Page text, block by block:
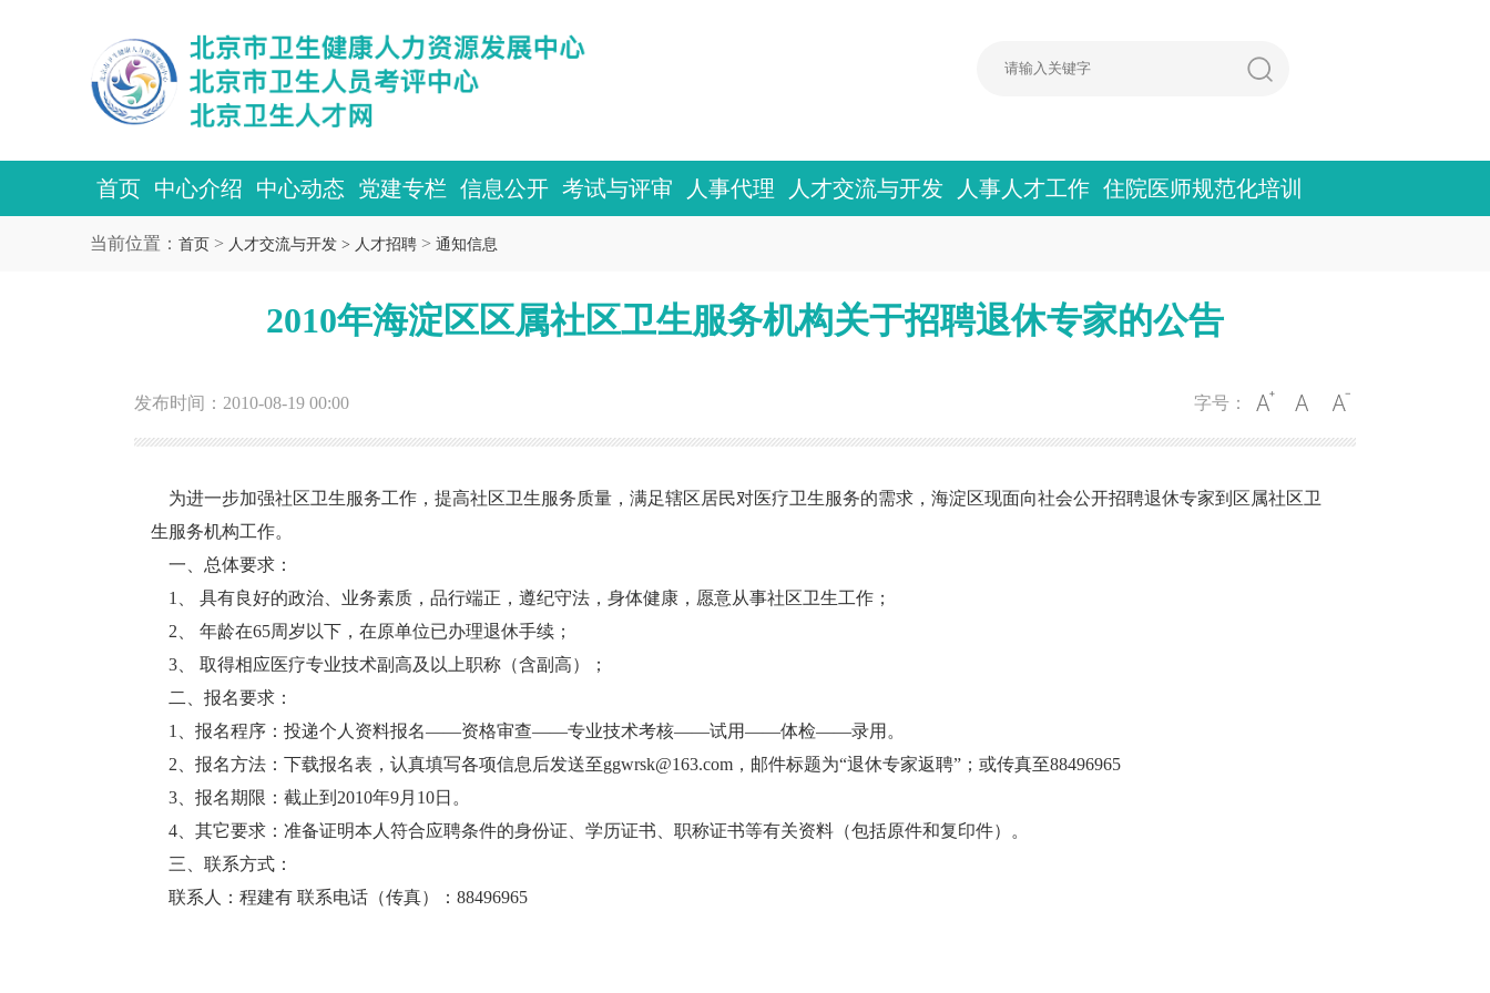
首页 中心介绍 中心动态 党建专栏 信息公开 考试与评审 人事代理 人才交流与开发 人事人才工作 住院医师规范化培训
当前位置： 首页> 人才交流与开发 > 人才招聘> 通知信息
2010年海淀区区属社区卫生服务机构关于招聘退休专家的公告
发布时间：2010-08-19 00:00 字号：
为进一步加强社区卫生服务工作，提高社区卫生服务质量，满足辖区居民对医疗卫生服务的需求，海淀区现面向社会公开招聘退休专家到区属社区卫
生服务机构工作。
一、总体要求：
1、 具有良好的政治、业务素质，品行端正，遵纪守法，身体健康，愿意从事社区卫生工作；
2、 年龄在65周岁以下，在原单位已办理退休手续；
3、 取得相应医疗专业技术副高及以上职称（含副高）；
二、报名要求：
1、报名程序：投递个人资料报名——资格审查——专业技术考核——试用——体检——录用。
2、报名方法：下载报名表，认真填写各项信息后发送至ggwrsk@163.com，邮件标题为“退休专家返聘”；或传真至88496965
3、报名期限：截止到2010年9月10日。
4、其它要求：准备证明本人符合应聘条件的身份证、学历证书、职称证书等有关资料（包括原件和复印件）。
三、联系方式：
联系人：程建有 联系电话（传真）：88496965